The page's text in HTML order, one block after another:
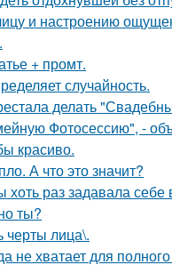
и настроению
+ промт.
случайность.
делать
Фотосессию", -
красиво.
А что это значит?
хоть раз задавала себе
ты?
черты лица\.
не хватает для